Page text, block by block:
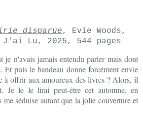
disparue, Evie Woods,
Lu, 2025, 544 pages
n'avais jamais entendu parler mais dont
Et puis le bandeau donne forcément envie
à offrir aux amoureux des livres ? Alors, il
Je le le lirai peut-être cet automne, en
me séduise autant que la jolie couverture et